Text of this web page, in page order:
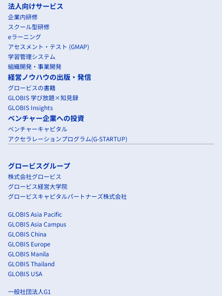
法人向けサービス
企業内研修
スクール型研修
eラーニング
アセスメント・テスト (GMAP)
学習管理システム
組織開発・事業開発
経営ノウハウの出版・発信
グロービスの書籍
GLOBIS 学び放題×知見録
GLOBIS Insights
ベンチャー企業への投資
ベンチャーキャピタル
アクセラレーションプログラム(G-STARTUP)
グロービスグループ
株式会社グロービス
グロービス経営大学院
グロービスキャピタルパートナーズ株式会社
GLOBIS Asia Pacific
GLOBIS Asia Campus
GLOBIS China
GLOBIS Europe
GLOBIS Manila
GLOBIS Thailand
GLOBIS USA
一般社団法人G1